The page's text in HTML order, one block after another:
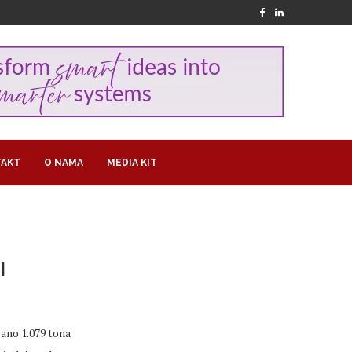
O NAMA MEDIA KIT
1.079 tona